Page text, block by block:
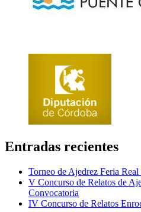
Entradas recientes
Torneo de Ajedrez Feria
V Concurso de Relatos de
Convocatoria
IV Concurso de Relatos